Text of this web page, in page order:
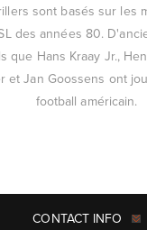
sont basés sur les
des années 80.
que Hans Kraay Jr.,
et Jan Goossens ont
football américain.
CONTACT INFO